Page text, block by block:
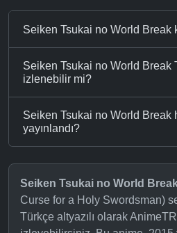
Seiken Tsukai no World Break
Seiken Tsukai no World Break
izlenebilir mi?
Seiken Tsukai no World Break
yayınlandı?
Seiken Tsukai no World
Curse for a Holy Swordsman)
Türkçe altyazılı olarak